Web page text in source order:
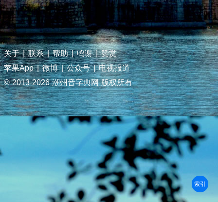
关于 | 联系 | 帮助 | 鸣谢 | 赞赏
苹果App | 微博 | 公众号 | 电视报道
© 2013-2026 潮州音字典网 版权所有
部首
笔划
拼音
潮拼